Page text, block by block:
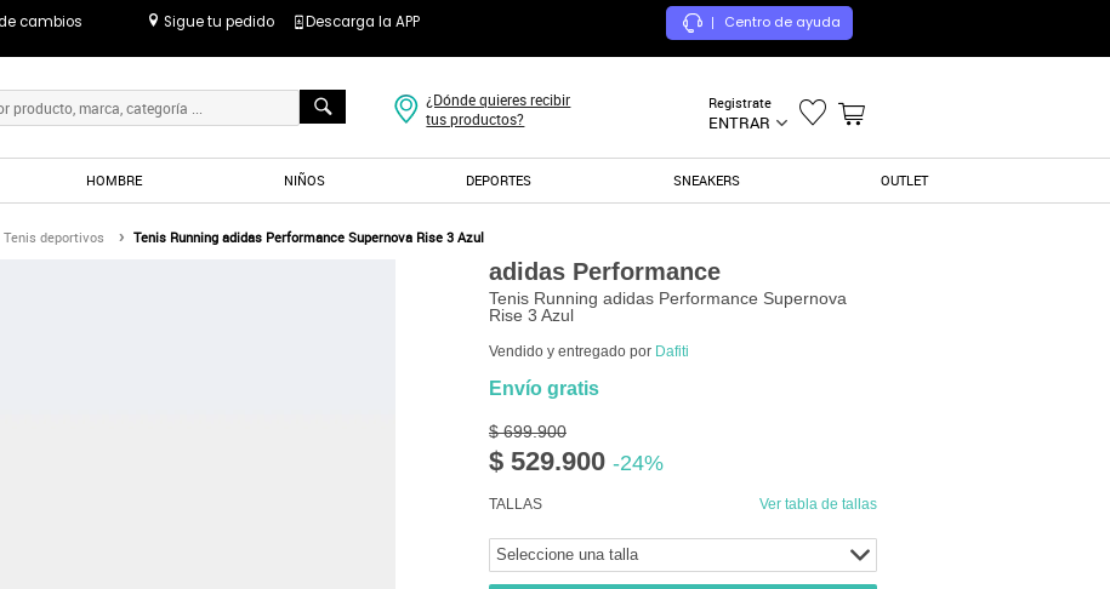
cambios
Sigue tu pedido Descarga la APP | Centro de ayuda
Registrate
ENTRAR
¿Dónde quieres recibir
tus productos?
HOMBRE NIÑOS DEPORTES SNEAKERS OUTLET
Tenis deportivos Tenis Running adidas Performance Supernova Rise 3 Azul
adidas Performance
Tenis Running adidas Performance Supernova
Rise 3 Azul
Vendido y entregado por Dafiti
Envío gratis
$ 699.900
$ 529.900 -24%
TALLAS Ver tabla de tallas
Seleccione una talla